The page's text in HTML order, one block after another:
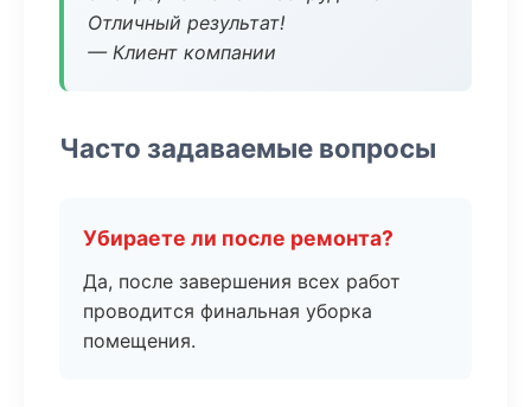
Отличный результат!
— Клиент компании
Часто задаваемые вопросы
Убираете ли после ремонта?
Да, после завершения всех работ
проводится финальная уборка
помещения.